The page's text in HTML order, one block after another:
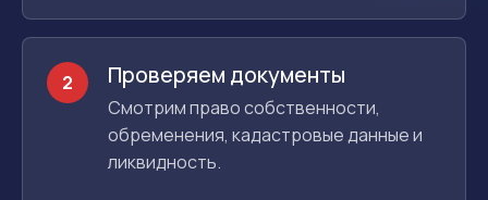
2 Проверяем документы
Смотрим право собственности,
обременения, кадастровые данные и
ликвидность.